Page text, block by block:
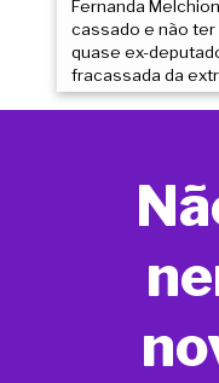
Fernanda
cassado e não
quase ex-
fracassada da